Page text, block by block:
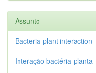
Assunto
Bacteria-plant interaction
Interação bactéria-planta